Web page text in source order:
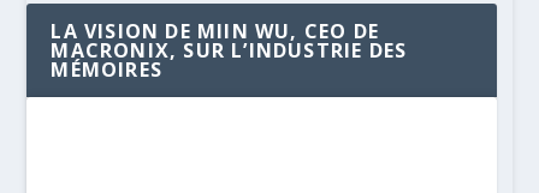
LA VISION DE MIIN WU, CEO DE
MACRONIX, SUR L’INDUSTRIE DES
MÉMOIRES